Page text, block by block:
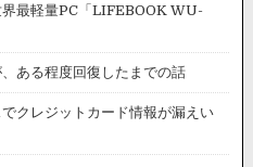
界最軽量PC「LIFEBOOK WU-
ある程度回復したまでの話
クレジットカード情報が漏えい